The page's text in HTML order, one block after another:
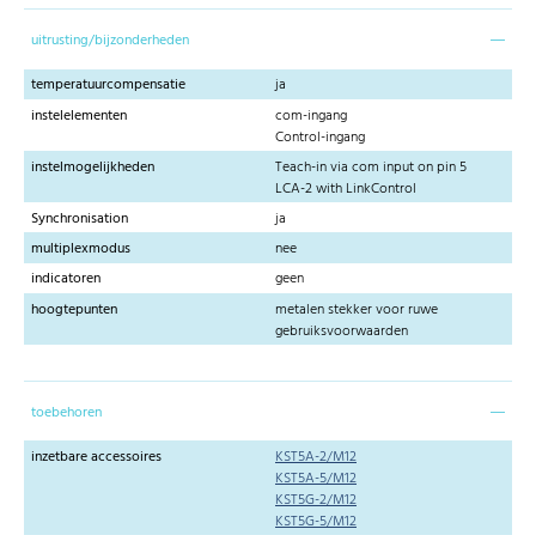
uitrusting/bijzonderheden
temperatuurcompensatie
ja
instelelementen
com-ingang
Control-ingang
instelmogelijkheden
Teach-in via com input on pin 5
LCA-2 with LinkControl
Synchronisation
ja
multiplexmodus
nee
indicatoren
geen
hoogtepunten
metalen stekker voor ruwe
gebruiksvoorwaarden
toebehoren
inzetbare accessoires
KST5A-2/M12
KST5A-5/M12
KST5G-2/M12
KST5G-5/M12